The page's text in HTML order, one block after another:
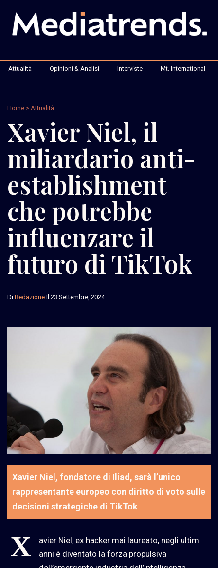
Attualità Opinioni & Analisi Interviste Mt. International
Home > Attualità
Xavier Niel, il
miliardario anti-
establishment
che potrebbe
influenzare il
futuro di TikTok
Di Redazione Il 23 Settembre, 2024
Xavier Niel, fondatore di Iliad, sarà l’unico
rappresentante europeo con diritto di voto sulle
decisioni strategiche di TikTok
X
avier Niel, ex hacker mai laureato, negli ultimi
anni è diventato la forza propulsiva